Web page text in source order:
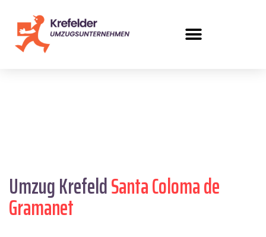
Umzug KrefeldSanta Coloma de
Gramanet